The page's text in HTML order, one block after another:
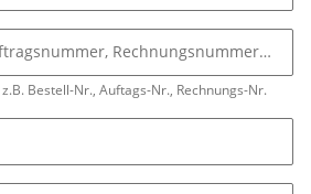
Bestell-Nr., Auftags-Nr., Rechnungs-Nr.
Bestellnummer, Auftragsnummer, Rechnungsnummer